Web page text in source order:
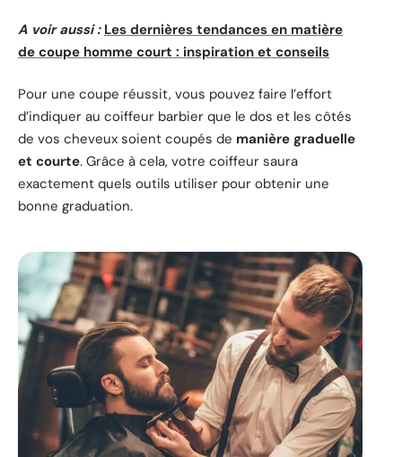
A voir aussi : Les dernières tendances en matière
de coupe homme court : inspiration et conseils
Pour une coupe réussit, vous pouvez faire l’effort
d’indiquer au coiffeur barbier que le dos et les côtés
de vos cheveux soient coupés de manière graduelle
et courte. Grâce à cela, votre coiffeur saura
exactement quels outils utiliser pour obtenir une
bonne graduation.